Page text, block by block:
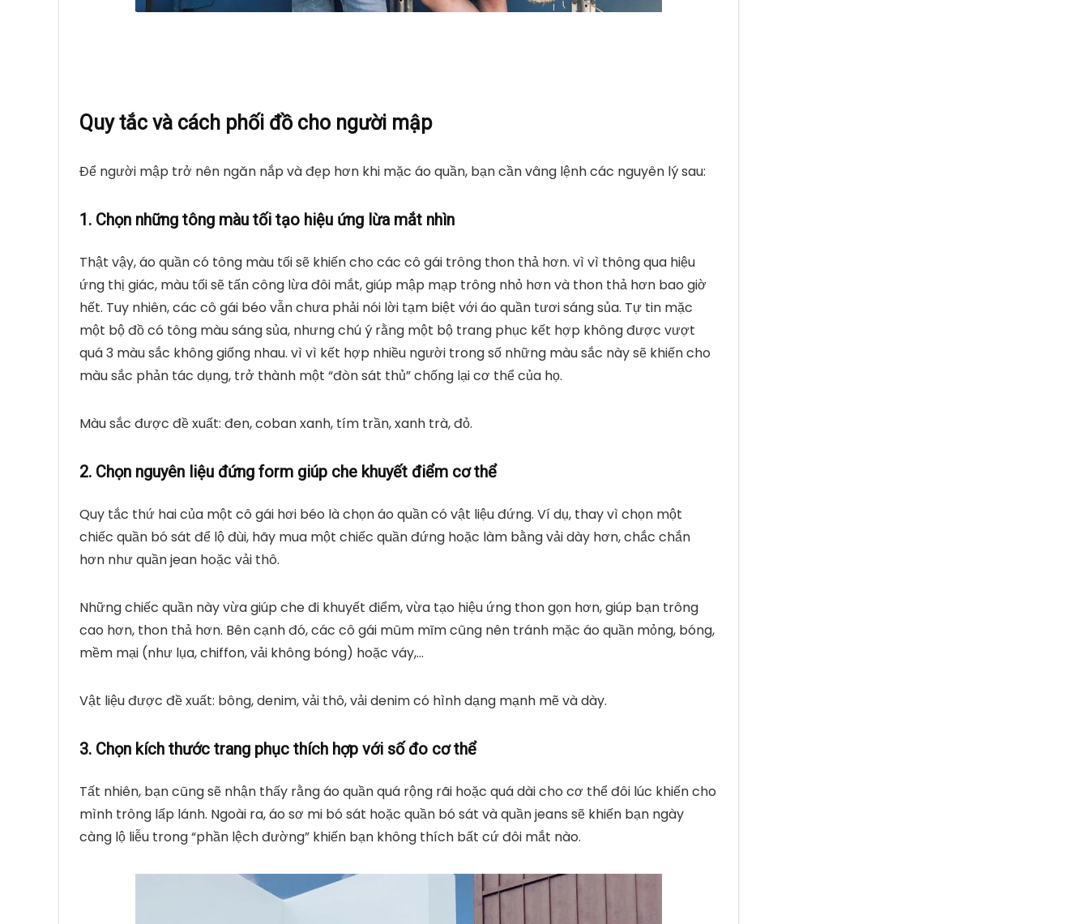
Quy tắc và cách phối đồ cho người mập
Để người mập trở nên ngăn nắp và đẹp hơn khi mặc áo quần, bạn cần vâng lệnh các nguyên lý sau:
1. Chọn những tông màu tối tạo hiệu ứng lừa mắt nhìn
Thật vậy, áo quần có tông màu tối sẽ khiến cho các cô gái trông thon thả hơn. vì vì thông qua hiệu
ứng thị giác, màu tối sẽ tấn công lừa đôi mắt, giúp mập mạp trông nhỏ hơn và thon thả hơn bao giờ
hết. Tuy nhiên, các cô gái béo vẫn chưa phải nói lời tạm biệt với áo quần tươi sáng sủa. Tự tin mặc
một bộ đồ có tông màu sáng sủa, nhưng chú ý rằng một bộ trang phục kết hợp không được vượt
quá 3 màu sắc không giống nhau. vì vì kết hợp nhiều người trong số những màu sắc này sẽ khiến cho
màu sắc phản tác dụng, trở thành một “đòn sát thủ” chống lại cơ thể của họ.
Màu sắc được đề xuất: đen, coban xanh, tím trần, xanh trà, đỏ.
2. Chọn nguyên liệu đứng form giúp che khuyết điểm cơ thể
Quy tắc thứ hai của một cô gái hơi béo là chọn áo quần có vật liệu đứng. Ví dụ, thay vì chọn một
chiếc quần bó sát để lộ đùi, hãy mua một chiếc quần đứng hoặc làm bằng vải dày hơn, chắc chắn
hơn như quần jean hoặc vải thô.
Những chiếc quần này vừa giúp che đi khuyết điểm, vừa tạo hiệu ứng thon gọn hơn, giúp bạn trông
cao hơn, thon thả hơn. Bên cạnh đó, các cô gái mũm mĩm cũng nên tránh mặc áo quần mỏng, bóng,
mềm mại (như lụa, chiffon, vải không bóng) hoặc váy,…
Vật liệu được đề xuất: bông, denim, vải thô, vải denim có hình dạng mạnh mẽ và dày.
3. Chọn kích thước trang phục thích hợp với số đo cơ thể
Tất nhiên, bạn cũng sẽ nhận thấy rằng áo quần quá rộng rãi hoặc quá dài cho cơ thể đôi lúc khiến cho
mình trông lấp lánh. Ngoài ra, áo sơ mi bó sát hoặc quần bó sát và quần jeans sẽ khiến bạn ngày
càng lộ liễu trong “phần lệch đường” khiến bạn không thích bất cứ đôi mắt nào.